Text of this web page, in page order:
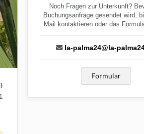
Noch Fragen zur Unterkunft?
Buchungsanfrage gesendet wird,
Mail kontaktieren oder das
la-palma24@la-
Formular